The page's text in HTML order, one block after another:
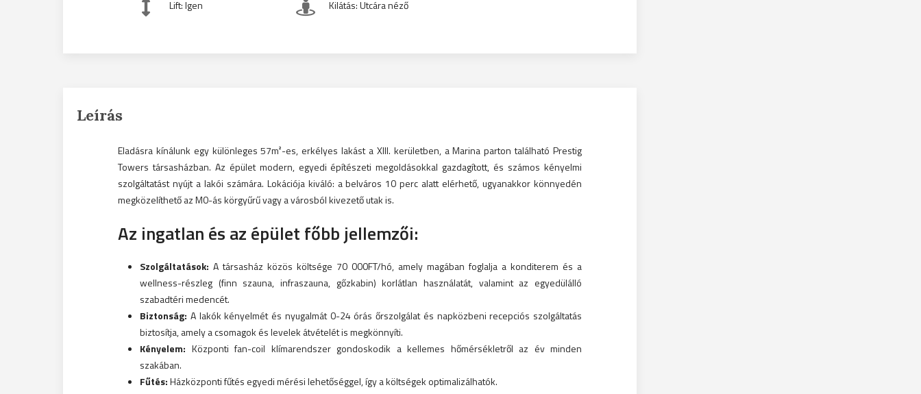
Lift: Igen
Kilátás: Utcára néző
Leírás
Eladásra kínálunk egy különleges 57m²-es, erkélyes lakást a XIII. kerületben, a Marina parton található Prestig
Towers társasházban. Az épület modern, egyedi építészeti megoldásokkal gazdagított, és számos kényelmi
szolgáltatást nyújt a lakói számára. Lokációja kiváló: a belváros 10 perc alatt elérhető, ugyanakkor könnyedén
megközelíthető az M0-ás körgyűrű vagy a városból kivezető utak is.
Az ingatlan és az épület főbb jellemzői:
Szolgáltatások: A társasház közös költsége 70 000FT/hó, amely magában foglalja a konditerem és a
wellness-részleg (finn szauna, infraszauna, gőzkabin) korlátlan használatát, valamint az egyedülálló
szabadtéri medencét.
Biztonság: A lakók kényelmét és nyugalmát 0-24 órás őrszolgálat és napközbeni recepciós szolgáltatás
biztosítja, amely a csomagok és levelek átvételét is megkönnyíti.
Kényelem: Központi fan-coil klímarendszer gondoskodik a kellemes hőmérsékletről az év minden
szakában.
Fűtés:Házközponti fűtés egyedi mérési lehetőséggel, így a költségek optimalizálhatók.